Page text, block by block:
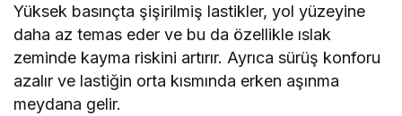
Yüksek basınçta şişirilmiş lastikler, yol yüzeyine
daha az temas eder ve bu da özellikle ıslak
zeminde kayma riskini artırır. Ayrıca sürüş konforu
azalır ve lastiğin orta kısmında erken aşınma
meydana gelir.